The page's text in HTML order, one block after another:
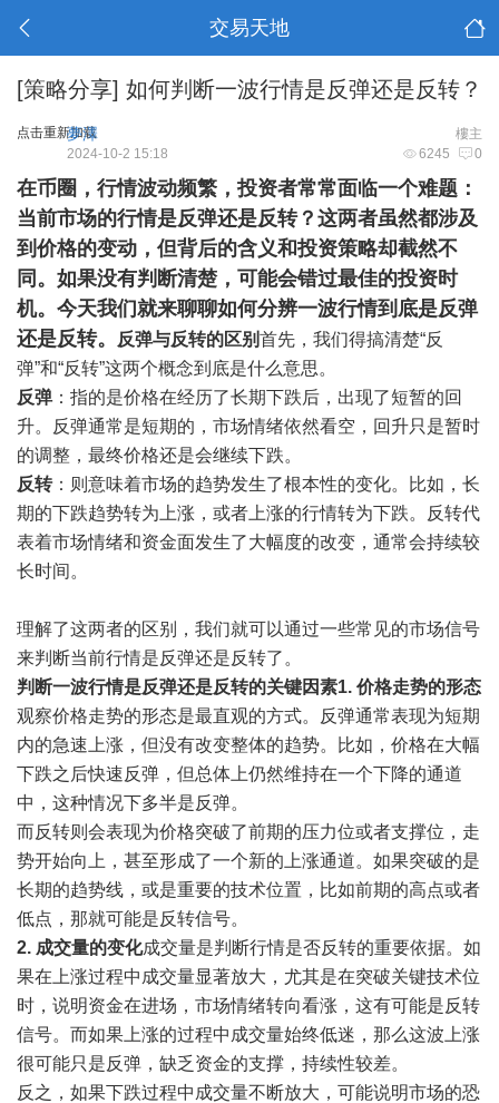
交易天地
[策略分享] 如何判断一波行情是反弹还是反转？
点击重新加载 樓主
夢澤
6245 0
2024-10-2 15:18
在币圈，行情波动频繁，投资者常常面临一个难题：
当前市场的行情是反弹还是反转？这两者虽然都涉及
到价格的变动，但背后的含义和投资策略却截然不
同。如果没有判断清楚，可能会错过最佳的投资时
机。今天我们就来聊聊如何分辨一波行情到底是反弹
还是反转。
反弹与反转的区别首先，我们得搞清楚“反
弹”和“反转”这两个概念到底是什么意思。
反弹：指的是价格在经历了长期下跌后，出现了短暂的回
升。反弹通常是短期的，市场情绪依然看空，回升只是暂时
的调整，最终价格还是会继续下跌。
反转：则意味着市场的趋势发生了根本性的变化。比如，长
期的下跌趋势转为上涨，或者上涨的行情转为下跌。反转代
表着市场情绪和资金面发生了大幅度的改变，通常会持续较
长时间。
理解了这两者的区别，我们就可以通过一些常见的市场信号
来判断当前行情是反弹还是反转了。
判断一波行情是反弹还是反转的关键因素1. 价格走势的形态
观察价格走势的形态是最直观的方式。反弹通常表现为短期
内的急速上涨，但没有改变整体的趋势。比如，价格在大幅
下跌之后快速反弹，但总体上仍然维持在一个下降的通道
中，这种情况下多半是反弹。
而反转则会表现为价格突破了前期的压力位或者支撑位，走
势开始向上，甚至形成了一个新的上涨通道。如果突破的是
长期的趋势线，或是重要的技术位置，比如前期的高点或者
低点，那就可能是反转信号。
2. 成交量的变化成交量是判断行情是否反转的重要依据。如
果在上涨过程中成交量显著放大，尤其是在突破关键技术位
时，说明资金在进场，市场情绪转向看涨，这有可能是反转
信号。而如果上涨的过程中成交量始终低迷，那么这波上涨
很可能只是反弹，缺乏资金的支撑，持续性较差。
反之，如果下跌过程中成交量不断放大，可能说明市场的恐